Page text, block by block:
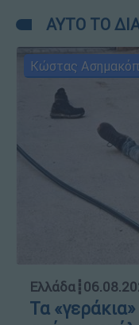
ΑΥΤΟ ΤΟ
Κώστας
Ελλάδα┋
Τα